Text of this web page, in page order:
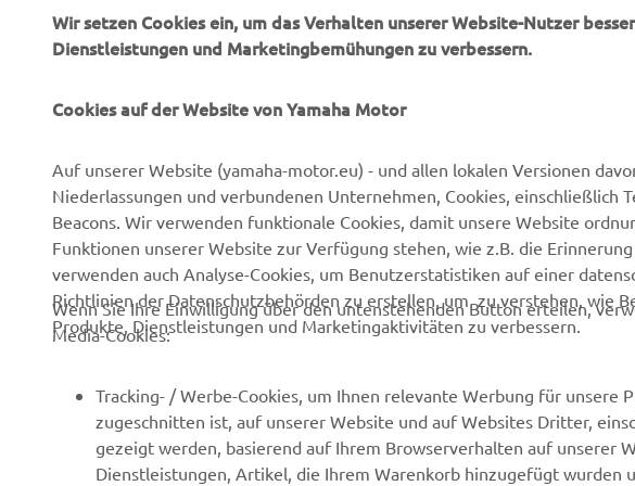
UNTERNEHMEN
Über uns
Newsmeldungen
Presse
Prospekte
Karriere
B2B
NEO's Delivery
eBike Antriebe
Golfplätze
Ersthelfer
Robotics
MEHR VON
Newsletter
MyYamaha
Yamaha Racing
Yamaha Motor
Media Portal
Wir setzen Cookies ein, um das Verhalten unserer Website-Nutzer
Dienstleistungen und Marketingbemühungen zu verbessern.
Cookies auf der Website von Yamaha Motor
Auf unserer Website (yamaha-motor.eu) - und allen lokalen Versionen
Niederlassungen und verbundenen Unternehmen, Cookies, einschließlich
Beacons. Wir verwenden funktionale Cookies, damit unsere Website
Funktionen unserer Website zur Verfügung stehen, wie z.B. die
verwenden auch Analyse-Cookies, um Benutzerstatistiken auf einer
Richtlinien der Datenschutzbehörden zu erstellen, um zu verstehen, wie
Produkte, Dienstleistungen und Marketingaktivitäten zu verbessern.
Wenn Sie Ihre Einwilligung über den untenstehenden Button erteilen,
Media-Cookies:
Tracking- / Werbe-Cookies, um Ihnen relevante Werbung für unsere
zugeschnitten ist, auf unserer Website und auf Websites Dritter,
gezeigt werden, basierend auf Ihrem Browserverhalten auf unserer
Dienstleistungen, Artikel, die Ihrem Warenkorb hinzugefügt wurden